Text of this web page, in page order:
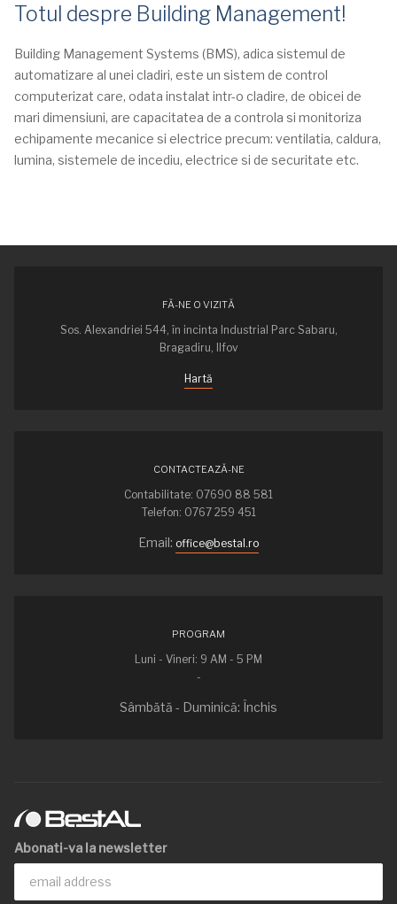
Totul despre Building Management!
Building Management Systems (BMS), adica sistemul de
automatizare al unei cladiri, este un sistem de control
computerizat care, odata instalat intr-o cladire, de obicei de
mari dimensiuni, are capacitatea de a controla si monitoriza
echipamente mecanice si electrice precum: ventilatia, caldura,
lumina, sistemele de incediu, electrice si de securitate etc.
FĂ-NE O VIZITĂ
Sos. Alexandriei 544, în incinta Industrial Parc Sabaru,
Bragadiru, Ilfov
Hartă
CONTACTEAZĂ-NE
Contabilitate: 07690 88 581
Telefon: 0767 259 451
Email: office@bestal.ro
PROGRAM
Luni - Vineri: 9 AM - 5 PM
-
Sâmbătă - Duminică: Închis
Abonati-va la newsletter